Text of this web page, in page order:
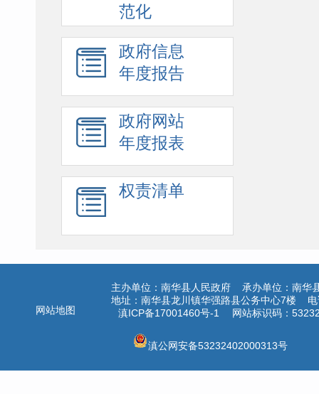
范化
政府信息
年度报告
政府网站
年度报表
权责清单
网站地图
主办单位：南华县人民政府 承办单位：南华
地址：南华县龙川镇华强路县公务中心7楼
滇ICP备17001460号-1
网站标识码：
滇公网安备53232402000313号